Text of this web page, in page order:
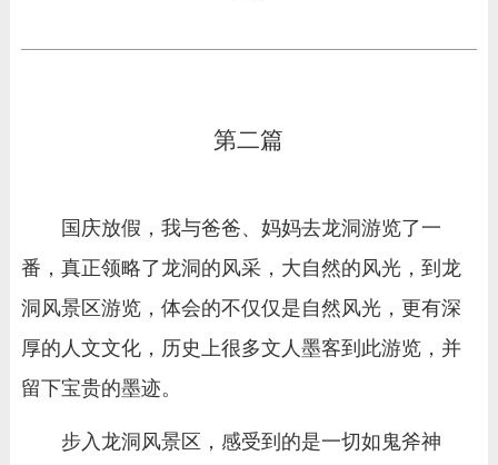
第二篇
国庆放假，我与爸爸、妈妈去龙洞游览了一
番，真正领略了龙洞的风采，大自然的风光，到龙
洞风景区游览，体会的不仅仅是自然风光，更有深
厚的人文文化，历史上很多文人墨客到此游览，并
留下宝贵的墨迹。
步入龙洞风景区，感受到的是一切如鬼斧神